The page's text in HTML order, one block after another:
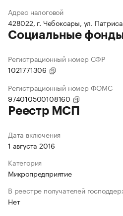
Адрес налоговой
428022, г. Чебоксары, ул.
Социальные
Регистрационный номер СФР
1021771306
Регистрационный номер ФОМС
974010500108160
Реестр МСП
Дата включения
1 августа 2016
Категория
Микропредприятие
В реестре получателей
Нет